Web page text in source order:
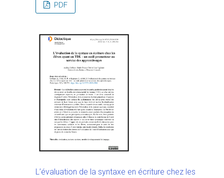
PDF
L’évaluation de la syntaxe en écriture chez les